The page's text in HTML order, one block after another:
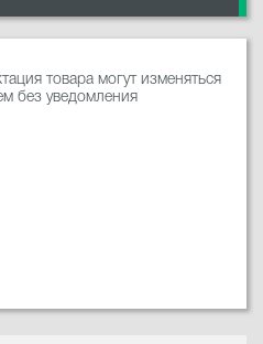
товара могут изменяться
без уведомления